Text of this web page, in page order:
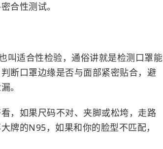
合性测试。
叫适合性检验，通俗讲就是检测口罩能
断口罩边缘是否与面部紧密贴合，避
。
，如果尺码不对、夹脚或松垮，走路
牌的N95，如果和你的脸型不匹配，